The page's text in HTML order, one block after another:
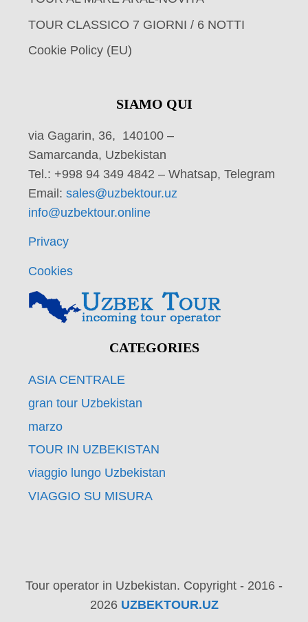
TOUR CLASSICO 7 GIORNI / 6 NOTTI
Cookie Policy (EU)
SIAMO QUI
via Gagarin, 36, 140100 –
Samarcanda, Uzbekistan
Tel.: +998 94 349 4842 – Whatsap, Telegram
Email: sales@uzbektour.uz
info@uzbektour.online
Privacy
Cookies
CATEGORIES
ASIA CENTRALE
gran tour Uzbekistan
marzo
TOUR IN UZBEKISTAN
viaggio lungo Uzbekistan
VIAGGIO SU MISURA
Tour operator in Uzbekistan. Copyright - 2016 -
2026 UZBEKTOUR.UZ